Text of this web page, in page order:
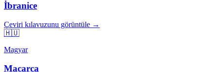
İbranice
Çeviri kılavuzunu görüntüle →
🇭🇺
Magyar
Macarca